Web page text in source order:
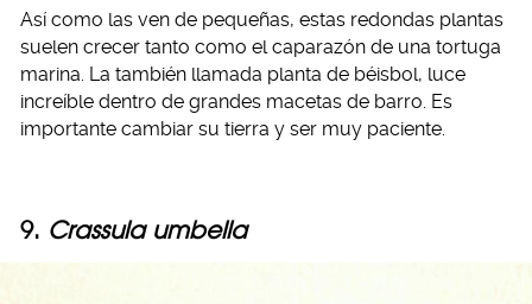
Así como las ven de pequeñas, estas redondas plantas
suelen crecer tanto como el caparazón de una tortuga
marina. La también llamada planta de béisbol, luce
increíble dentro de grandes macetas de barro. Es
importante cambiar su tierra y ser muy paciente.
9. Crassula umbella